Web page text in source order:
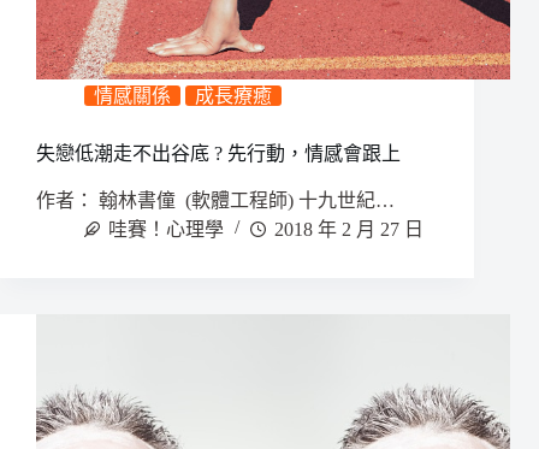
情感關係 成長療癒
失戀低潮走不出谷底 ? 先行動，情感會跟上
作者： 翰林書僮 (軟體工程師) 十九世紀…
哇賽！心理學
2018 年 2 月 27 日